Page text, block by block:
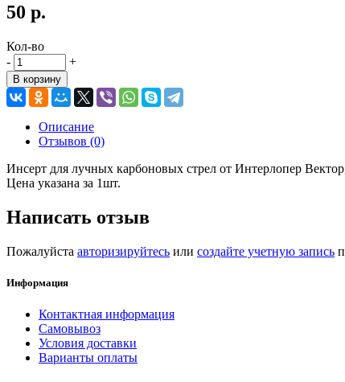
50 р.
Кол-во
-
+
В корзину
Описание
Отзывов (0)
Инсерт для лучных карбоновых стрел от Интерлопер
Цена указана за 1шт.
Написать отзыв
Пожалуйста авторизируйтесь или создайте учетную запись
Информация
Контактная информация
Самовывоз
Условия доставки
Варианты оплаты